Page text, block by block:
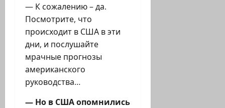
— К сожалению – да.
Посмотрите, что
происходит в США в эти
дни, и послушайте
мрачные прогнозы
американского
руководства…
— Но в США опомнились